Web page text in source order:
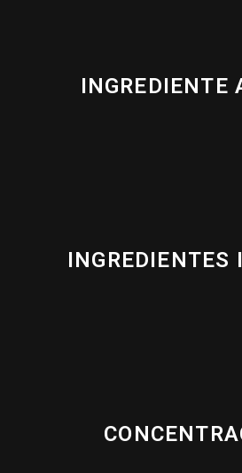
INGREDIENTE
INGREDIENTES